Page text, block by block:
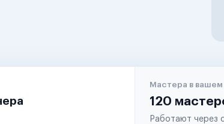
Мастера в вашем
120
Работают через